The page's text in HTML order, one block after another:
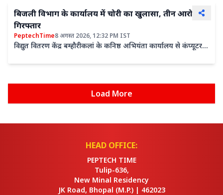
बिजली विभाग के कार्यालय में चोरी का खुलासा, तीन आरोपी
गिरफ्तार
PeptechTime8 अगस्त 2026, 12:32 PM IST
विद्युत वितरण केंद्र बम्हौरीकलां के कनिष्ठ अभियंता कार्यालय से कंप्यूटर
Load More
HEAD OFFICE:
PEPTECH TIME
Tulip-636,
New Minal Residency
JK Road, Bhopal (M.P.) | 462023